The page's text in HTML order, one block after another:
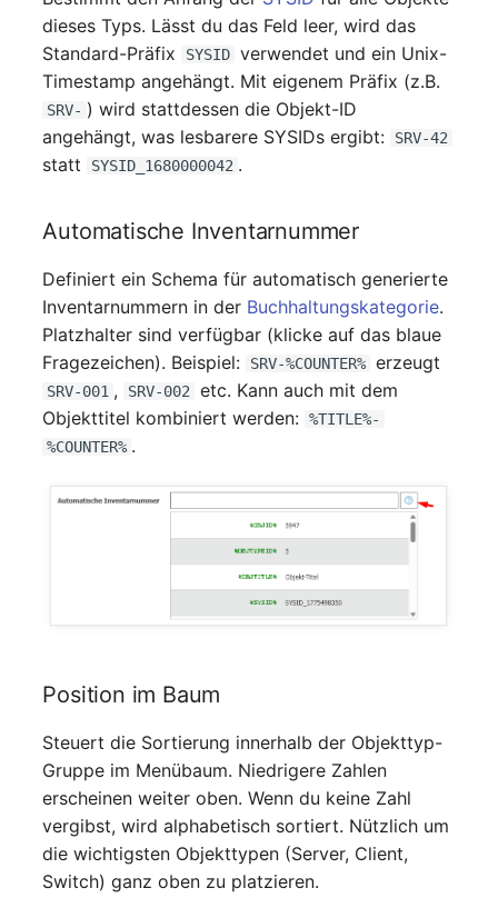
Gruppenmitgliedschaft
Handbuchzuweisung
Hostadapter (HBA)
IP-Liste
Kabel
Karten
Lizenzschlüssel
Logbuch
Login
Logische Geräte (Client)
Logische Geräte (LDEV
Server)
Printbox
Rack-Segment
Raum
Remote Management
Replikationsobjekt
Router
SAN Zoning
SIM-Karte
Speichersystem
Stacking
Stadt
Steckdosenleiste
dieses Typs. Lässt du das Feld leer, wird das
Standard-Präfix
SYSID verwendet und ein Unix-
Timestamp angehängt. Mit eigenem Präfix (z.B.
SRV- ) wird stattdessen die Objekt-ID
angehängt, was lesbarere SYSIDs ergibt:
SRV-42
statt SYSID_1680000042 .
Automatische Inventarnummer
Definiert ein Schema für automatisch generierte
Inventarnummern in der Buchhaltungskategorie.
Platzhalter sind verfügbar (klicke auf das blaue
Fragezeichen). Beispiel:
SRV-%COUNTER% erzeugt
SRV-001 , SRV-002
etc. Kann auch mit dem
Objekttitel kombiniert werden: %TITLE%-
%COUNTER% .
Position im Baum
Steuert die Sortierung innerhalb der Objekttyp-
Gruppe im Menübaum. Niedrigere Zahlen
erscheinen weiter oben. Wenn du keine Zahl
vergibst, wird alphabetisch sortiert. Nützlich um
die wichtigsten Objekttypen (Server, Client,
Switch) ganz oben zu platzieren.